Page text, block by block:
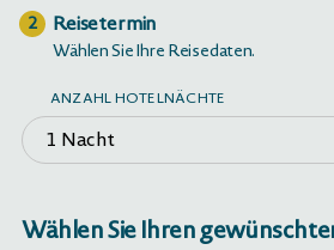
2 Reisetermin
Wählen Sie Ihre Reisedaten.
ANZAHL HOTELNÄCHTE
1 Nacht
Wählen Sie Ihren